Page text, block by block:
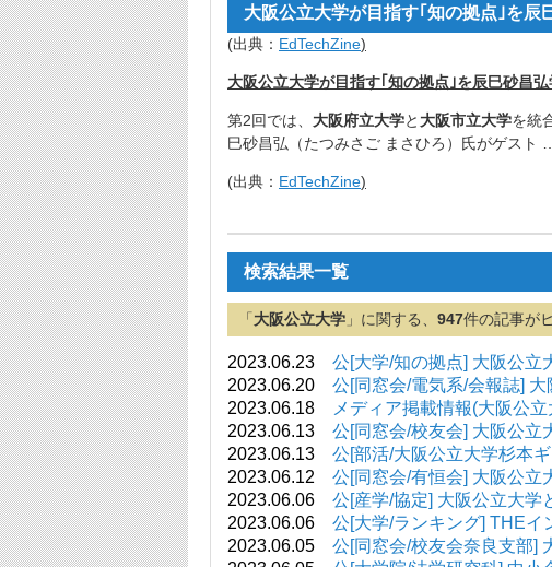
大阪公立大学が目指す｢知の拠点｣を辰
(出典： EdTechZine)
大阪公立大学が目指す｢知の拠点｣を辰巳砂昌
第2回では、 大阪府立大学と 大阪市立大学を統
巳砂昌弘（たつみさご まさひろ）氏がゲスト …
(出典： EdTechZine)
検索結果一覧
「 大阪公立大学 」に関する、 947件の記事が
2023.06.23 公[大学/知の拠点] 大阪公立
2023.06.20 公[同窓会/電気系/会報誌]
2023.06.18
メディア掲載情報(大阪公
2023.06.13 公[同窓会/校友会] 大阪公
2023.06.13 公[部活/大阪公立大学杉本
2023.06.12 公[同窓会/有恒会] 大阪公立
2023.06.06 公[産学/協定] 大阪公立大
2023.06.06 公[大学/ランキング] THEイ
2023.06.05 公[同窓会/校友会奈良支部]